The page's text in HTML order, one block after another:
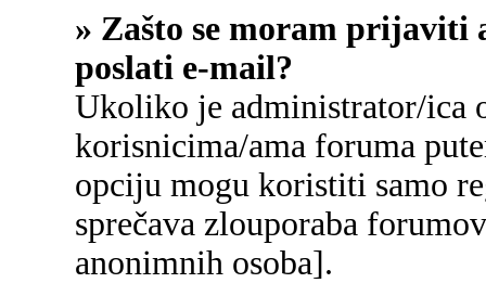
» Zašto se moram
poslati e-mail?
Ukoliko je administrator/ica
korisnicima/ama foruma
opciju mogu koristiti samo
sprečava zlouporaba
anonimnih osoba].